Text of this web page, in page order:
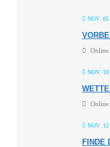
NOV. 05
Online
NOV. 10
Online
NOV. 12
FINDE